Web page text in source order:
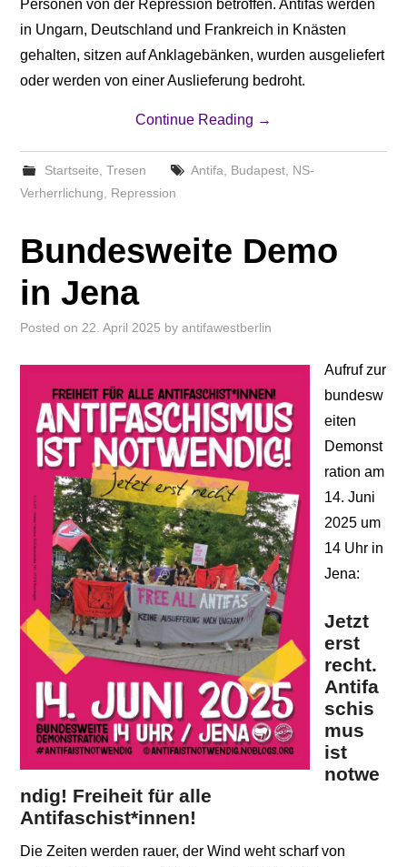
Personen von der Repression betroffen. Antifas werden
in Ungarn, Deutschland und Frankreich in Knästen
gehalten, sitzen auf Anklagebänken, wurden ausgeliefert
oder werden von einer Auslieferung bedroht.
Continue Reading →
Startseite, Tresen Antifa, Budapest, NS-
Verherrlichung, Repression
Bundesweite Demo
in Jena
Posted on22. April 2025 byantifawestberlin
Aufruf zur
bundesw
eiten
Demonst
ration am
14. Juni
2025 um
14 Uhr in
Jena:
Jetzt
erst
recht.
Antifa
schis
mus
ist
notwe
ndig! Freiheit für alle
Antifaschist*innen!
Die Zeiten werden rauer, der Wind weht scharf von